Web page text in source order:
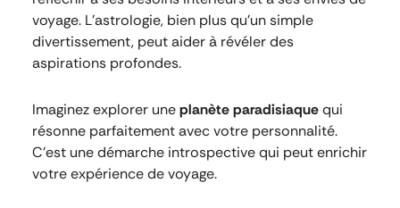
voyage. L’astrologie, bien plus qu’un simple
divertissement, peut aider à révéler des
aspirations profondes.
Imaginez explorer uneplanète paradisiaquequi
résonne parfaitement avec votre personnalité.
C’est une démarche introspective qui peut enrichir
votre expérience de voyage.